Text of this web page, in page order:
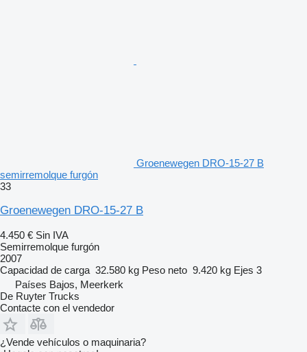
Groenewegen DRO-15-27 B
semirremolque furgón
33
Groenewegen DRO-15-27 B
4.450 € Sin IVA
Semirremolque furgón
2007
Capacidad de carga 32.580 kg Peso neto 9.420 kg Ejes 3
Países Bajos, Meerkerk
De Ruyter Trucks
Contacte con el vendedor
¿Vende vehículos o maquinaria?